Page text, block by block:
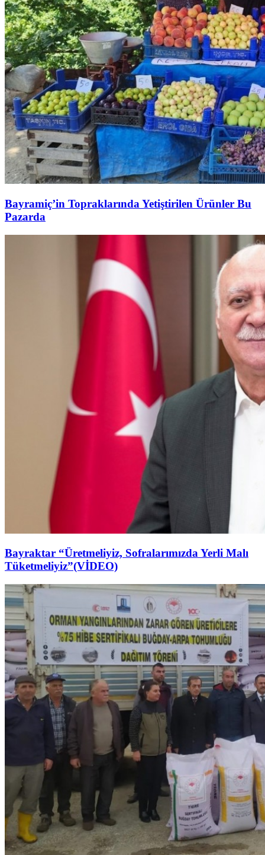
Bayramiç’in Topraklarında Yetiştirilen Ürünler Bu
Pazarda
Bayraktar “Üretmeliyiz, Sofralarımızda Yerli Malı
Tüketmeliyiz”(VİDEO)